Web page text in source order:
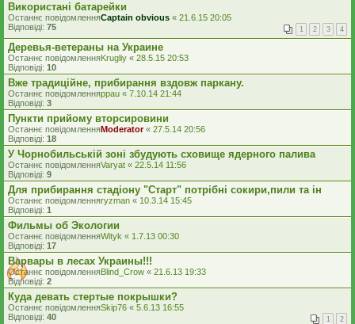
Використані батарейки
Останнє повідомленняCaptain obvious « 21.6.15 20:05
Відповіді: 75 1 2 3 4
Деревья-ветераны на Украине
Останнє повідомленняKrugliy « 28.5.15 20:53
Відповіді: 10
Вже традиційне, прибирання вздовж паркану.
Останнє повідомленняppau « 7.10.14 21:44
Відповіді: 3
Пункти прийому вторсировини
Останнє повідомленняModerator« 27.5.14 20:56
Відповіді: 18
У Чорнобильській зоні збудують сховище ядерного палива
Останнє повідомленняVaryat « 22.5.14 11:56
Відповіді: 9
Для прибирання стадіону "Старт" потрібні сокири,пили та ін
Останнє повідомленняryzman « 10.3.14 15:45
Відповіді: 1
Фильмы об Экологии
Останнє повідомленняWityk « 1.7.13 00:30
Відповіді: 17
Варвары в лесах Украины!!!
Останнє повідомленняBlind_Crow « 21.6.13 19:33
Відповіді: 2
Куда девать стертые покрышки?
Останнє повідомленняSkip76 « 5.6.13 16:55
Відповіді: 40 1 2